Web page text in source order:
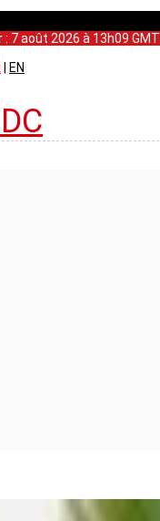
: 7 août 2026 à 13h09 GMT
EN